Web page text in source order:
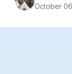
October